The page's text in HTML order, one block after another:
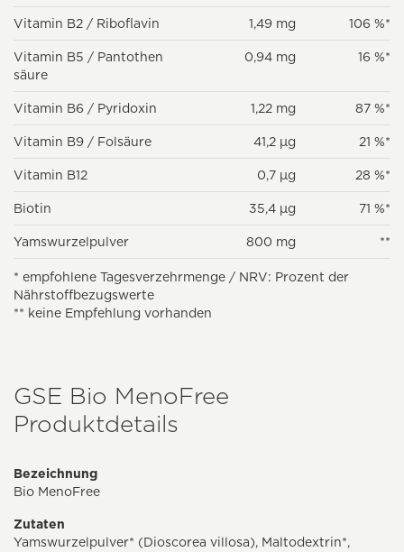
Vitamin B2 / Riboflavin 1,49 mg 106 %*
Vitamin B5 / Pantothen
säure
0,94 mg 16 %*
Vitamin B6 / Pyridoxin 1,22 mg 87 %*
Vitamin B9 / Folsäure 41,2 µg 21 %*
Vitamin B12 0,7 µg 28 %*
Biotin 35,4 µg 71 %*
Yamswurzelpulver 800 mg **
* empfohlene Tagesverzehrmenge / NRV: Prozent der
Nährstoffbezugswerte
** keine Empfehlung vorhanden
GSE Bio MenoFree
Produktdetails
Bezeichnung
Bio MenoFree
Zutaten
Yamswurzelpulver* (Dioscorea villosa), Maltodextrin*,